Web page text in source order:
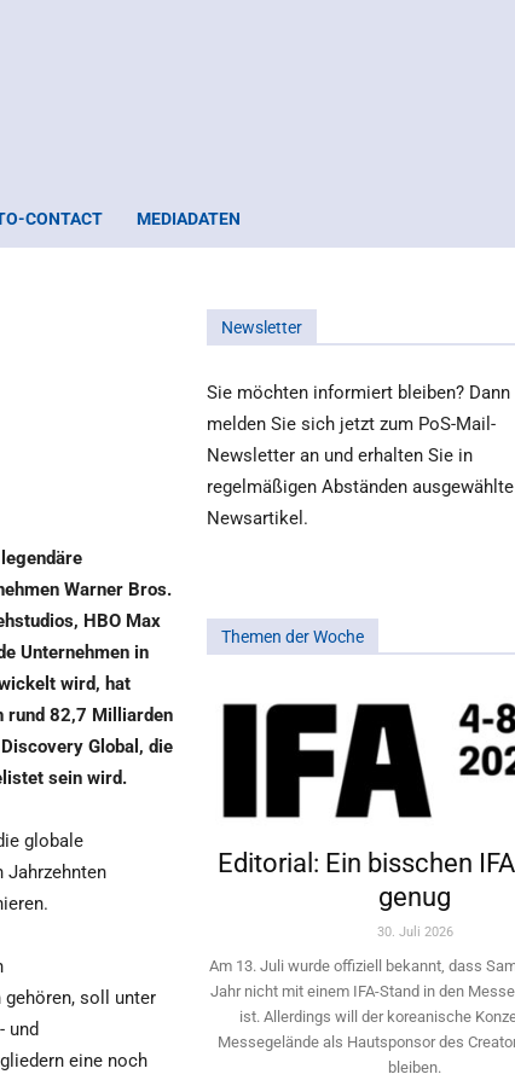
CONTACT MEDIADATEN
Warner Bros.
HBO Max
Unternehmen in
wird, hat
rund 82,7 Milliarden
Global, die
sein wird.
globale
Jahrzehnten
gehören, soll unter
und
eine noch
Newsletter
Sie möchten informiert bleiben? Dann
melden Sie sich jetzt zum PoS-Mail-
Newsletter an und erhalten Sie in
regelmäßigen Abständen ausgewählte
Newsartikel.
Themen der Woche
Editorial: Ein bisschen
genug
30. Juli 2026
Am 13. Juli wurde offiziell bekannt, dass
Jahr nicht mit einem IFA-Stand in den
ist. Allerdings will ­der koreanische
Messegelände als Hautsponsor des
bleiben.